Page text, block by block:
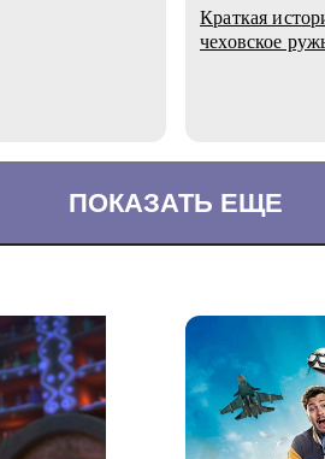
Краткая
чеховское
ПОКАЗАТЬ ЕЩЕ